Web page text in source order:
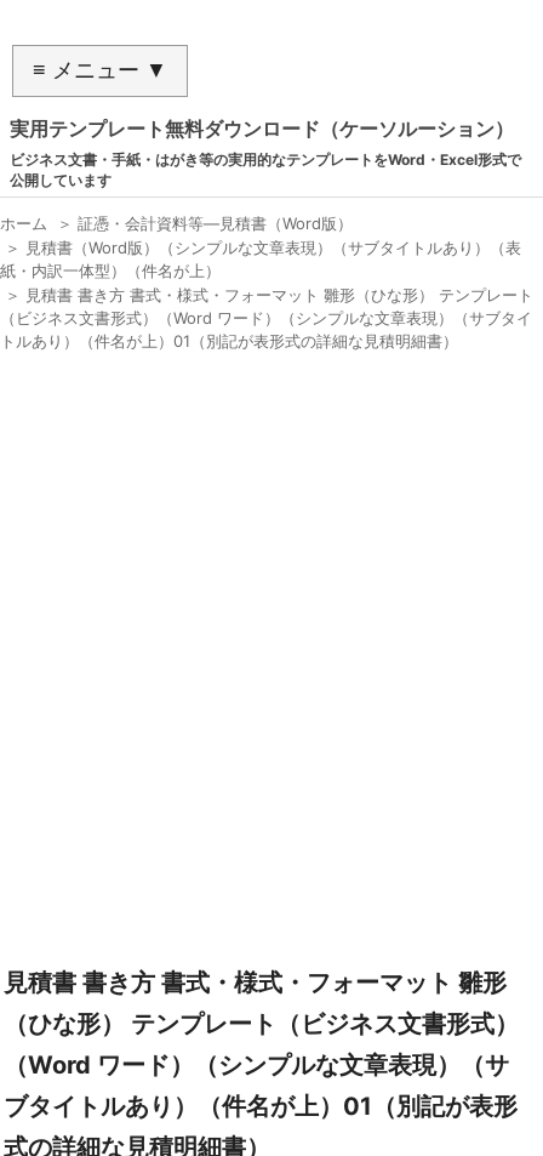
≡ メニュー ▼
実用テンプレート無料ダウンロード（ケーソルーション）
ビジネス文書・手紙・はがき等の実用的なテンプレートをWord・Excel形式で
公開しています
ホーム ＞ 証憑・会計資料等―見積書（Word版）
＞ 見積書（Word版）（シンプルな文章表現）（サブタイトルあり）（表
紙・内訳一体型）（件名が上）
＞ 見積書 書き方 書式・様式・フォーマット 雛形（ひな形） テンプレート
（ビジネス文書形式）（Word ワード）（シンプルな文章表現）（サブタイ
トルあり）（件名が上）01（別記が表形式の詳細な見積明細書）
見積書 書き方 書式・様式・フォーマット 雛形
（ひな形） テンプレート（ビジネス文書形式）
（Word ワード）（シンプルな文章表現）（サ
ブタイトルあり）（件名が上）01（別記が表形
式の詳細な見積明細書）